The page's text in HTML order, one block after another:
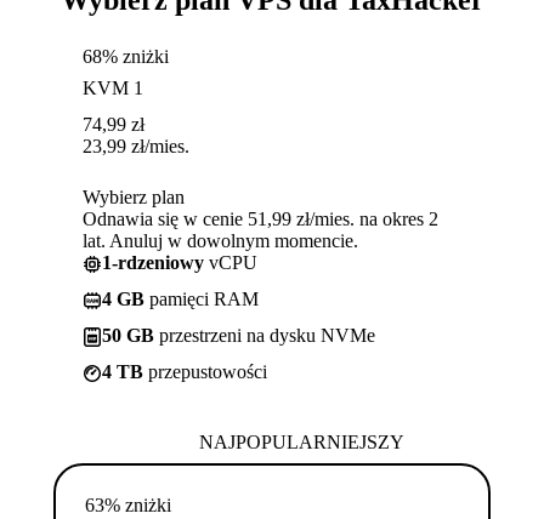
68% zniżki
KVM 1
74,99 zł
23,99 zł/mies.
Wybierz plan
Odnawia się w cenie 51,99 zł/mies. na okres 2
lat. Anuluj w dowolnym momencie.
1-rdzeniowy vCPU
4 GB pamięci RAM
50 GB przestrzeni na dysku NVMe
4 TB przepustowości
NAJPOPULARNIEJSZY
63% zniżki